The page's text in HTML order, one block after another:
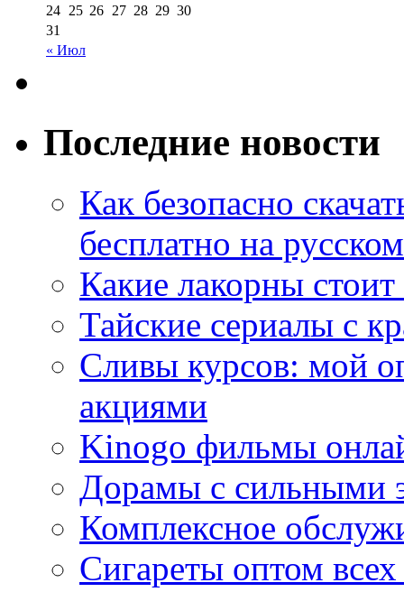
« Июл
24 25 26 27 28 29 30
31
Последние новости
Как безопасно
бесплатно на
Какие лакорны
Тайские сериалы с
Сливы курсов: мой
акциями
Kinogo фильмы
Дорамы с сильными
Комплексное
Сигареты оптом